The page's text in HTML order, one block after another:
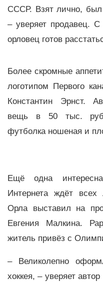
СССР. Взят лично, был
– уверяет продавец.
орловец готов
Более скромные
логотипом Первого
Константин Эрнст.
вещь в 50 тыс.
футболка ношеная и
Ещё одна
Интернета ждёт всех
Орла выставил на
Евгения Малкина.
житель привёз с
– Великолепно
хоккея, – уверяет